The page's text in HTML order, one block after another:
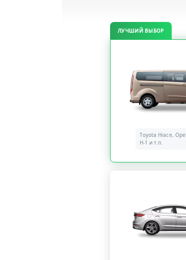
ЛУЧШИЙ ВЫБОР
Toyota Hiace,
H-1 и т.п.